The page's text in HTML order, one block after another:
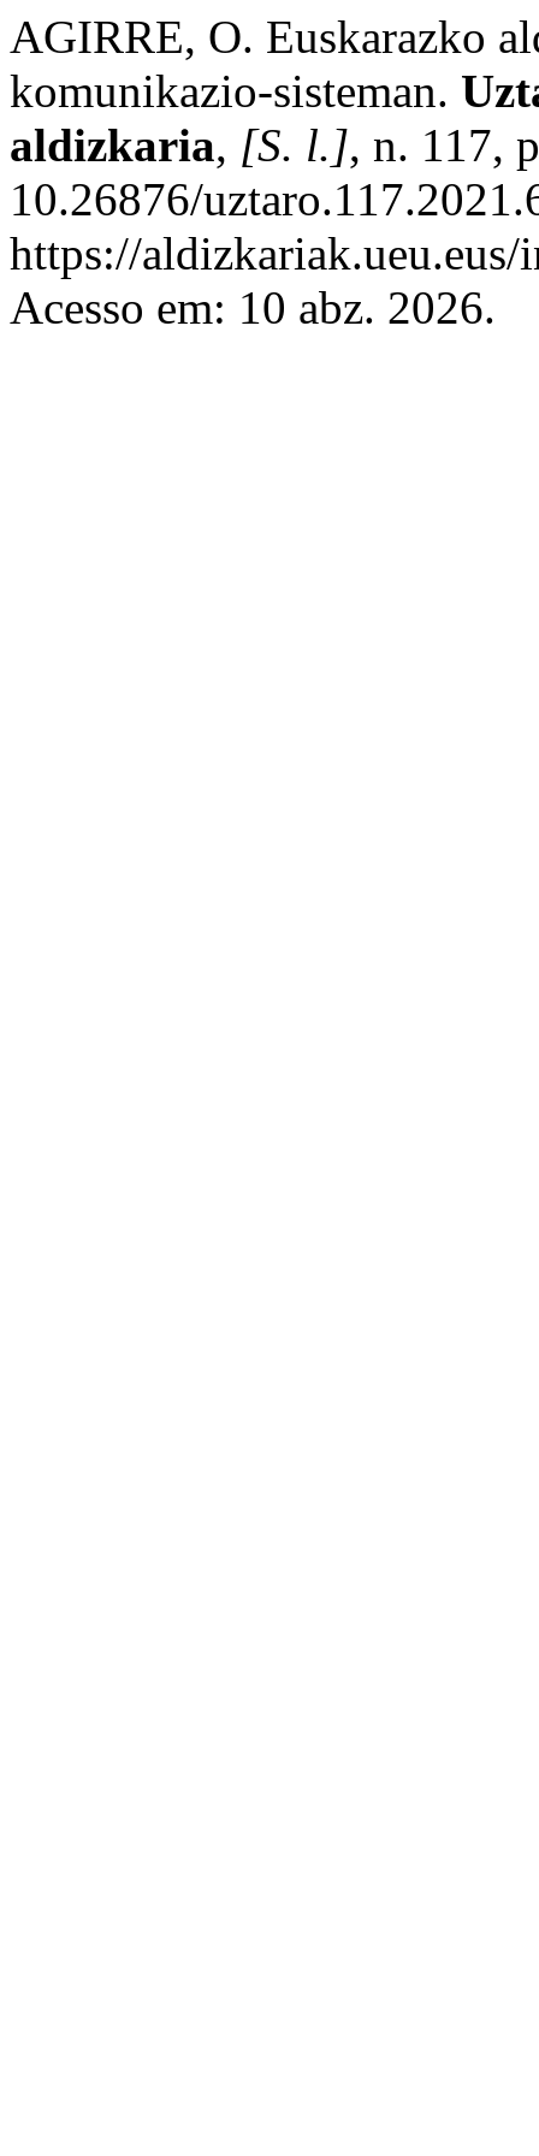
AGIRRE, O. Euskarazko
komunikazio-sisteman.
aldizkaria, [S. l.], n. 117,
10.26876/
https://
Acesso em: 10 abz. 2026.